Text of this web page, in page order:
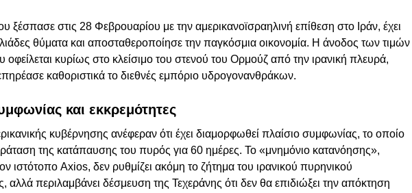
ξέσπασε στις 28 Φεβρουαρίου με την αμερικανοϊσραηλινή επίθεση στο Ιράν, έχει
θύματα και αποσταθεροποίησε την παγκόσμια οικονομία. Η άνοδος των τιμών
οφείλεται κυρίως στο κλείσιμο του στενού του Ορμούζ από την ιρανική πλευρά,
καθοριστικά το διεθνές εμπόριο υδρογονανθράκων.
και εκκρεμότητες
κυβέρνησης ανέφεραν ότι έχει διαμορφωθεί πλαίσιο συμφωνίας, το οποίο
της κατάπαυσης του πυρός για 60 ημέρες. Το «μνημόνιο κατανόησης»,
ιστότοπο Axios, δεν ρυθμίζει ακόμη το ζήτημα του ιρανικού πυρηνικού
αλλά περιλαμβάνει δέσμευση της Τεχεράνης ότι δεν θα επιδιώξει την απόκτηση